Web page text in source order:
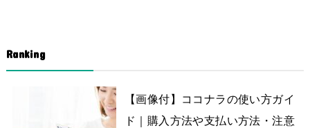
Ranking
【画像付】ココナラの使い方ガイ
ド｜購入方法や支払い方法・注意